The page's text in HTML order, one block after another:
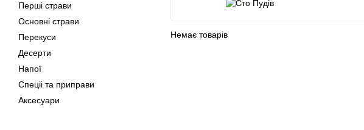
Немає товарів
Перші страви
Основні страви
Перекуси
Десерти
Напої
Спеціі та приправи
Аксесуари